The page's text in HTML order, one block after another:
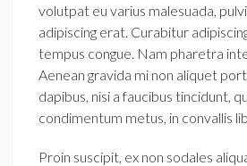
volutpat eu varius malesuada,
adipiscing erat. Curabitur
tempus congue. Nam pharetra
Aenean gravida mi non aliquet
dapibus, nisi a faucibus tincidunt,
condimentum metus, in convallis
Proin suscipit, ex non sodales